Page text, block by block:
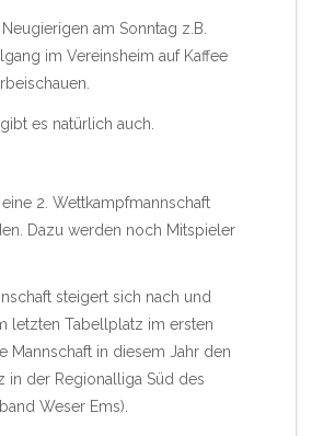
am Sonntag z.B.
im Vereinsheim auf Kaffee
es natürlich auch.
2. Wettkampfmannschaft
Dazu werden noch Mitspieler
steigert sich nach und
letzten Tabellplatz im ersten
Mannschaft in diesem Jahr den
in der Regionalliga Süd des
Weser Ems).